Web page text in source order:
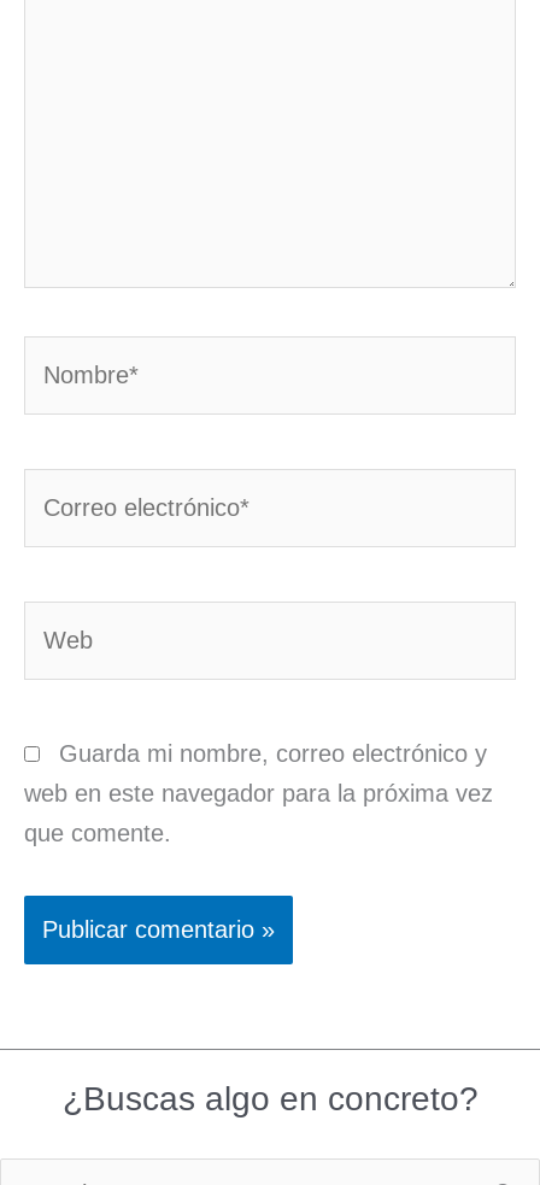
Guarda mi nombre, correo electrónico y
web en este navegador para la próxima vez
que comente.
¿Buscas algo en concreto?